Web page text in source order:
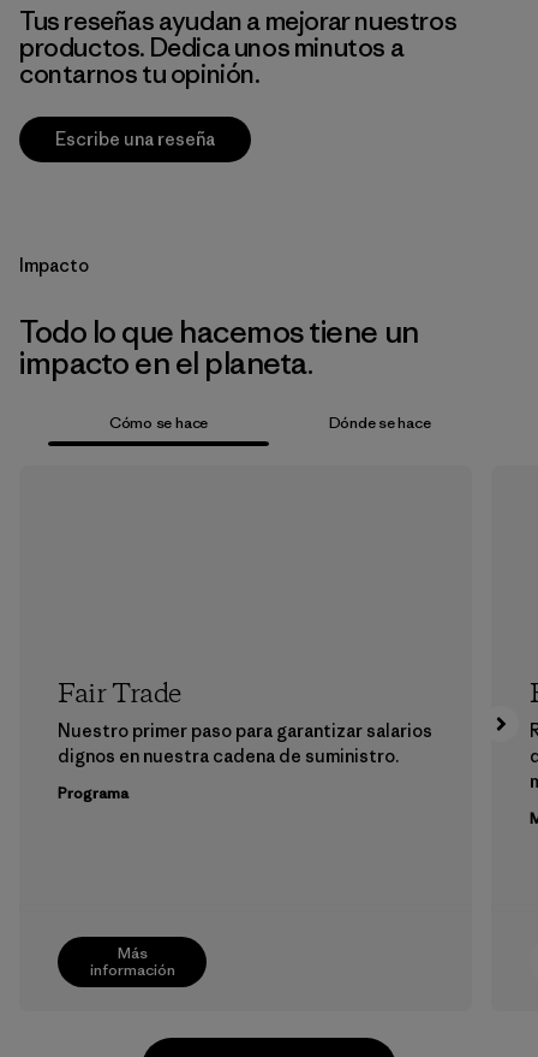
Tus reseñas ayudan a mejorar nuestros
productos. Dedica unos minutos a
contarnos tu opinión.
Escribe una reseña
Impacto
Todo lo que hacemos tiene un
impacto en el planeta.
Cómo se hace Dónde se hace
Más
información
Fair Trade
Nuestro primer paso para garantizar salarios
dignos en nuestra cadena de suministro.
Programa